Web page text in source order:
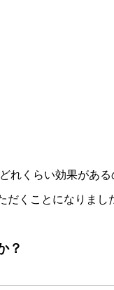
れくらい効果があ
くことになりまし
？